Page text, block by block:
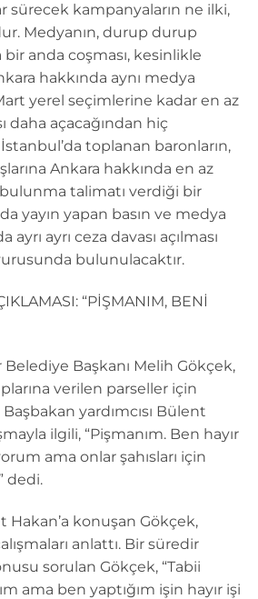
sürecek kampanyaların ne ilki,
Medyanın, durup durup
anda coşması, kesinlikle
hakkında aynı medya
yerel seçimlerine kadar en az
daha açacağından hiç
toplanan baronların,
Ankara hakkında en az
talimatı verdiği bir
yayın yapan basın ve medya
ayrı ayrı ceza davası açılması
bulunulacaktır.
“PİŞMANIM, BENİ
Başkanı Melih Gökçek,
verilen parseller için
yardımcısı Bülent
ilgili, “Pişmanım. Ben hayır
ama onlar şahısları için
dedi.
Hakan’a konuşan Gökçek,
anlattı. Bir süredir
sorulan Gökçek, “Tabii
ama ben yaptığım işin hayır işi